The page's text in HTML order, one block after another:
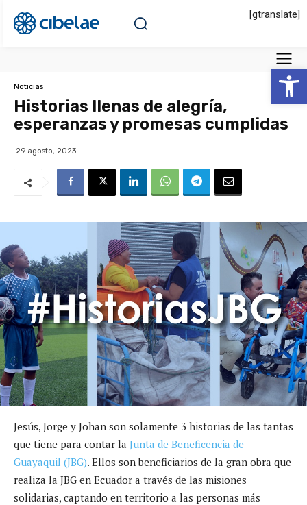
Abrir
[gtranslate]
Noticias
Historias llenas de alegría,
esperanzas y promesas cumplidas
29 agosto, 2023
Jesús, Jorge y Johan son solamente 3 historias de las tantas
que tiene para contar la Junta de Beneficencia de
Guayaquil (JBG). Ellos son beneficiarios de la gran obra que
realiza la JBG en Ecuador a través de las misiones
solidarias, captando en territorio a las personas más